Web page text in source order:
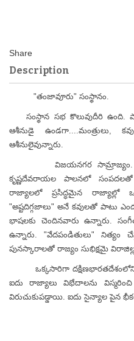
Description
"తంజావూరు" సంస్థానం.
సంస్థాన సభ కొలువుదీరి ఉంది.
ఆశీనుడై ఉండగా....మంత్రులు,
ఆశీనులైవున్నారు.
విజయనగర సామ్రాజ్యం.
కృష్ణదేవరాయల పాలనలో సంపదలతో
రాజ్యాలలో ప్రసిద్ధమైన రాజ్యాల్లో
"అష్టదిగ్గజాలు" అనే కవులతో పాటు
భాషలకు చెందినవారు ఉన్నారు.
ఉన్నారు. "వేదపండితులు" నిత్యం
పునస్కారాలతో రాజ్యం సుభిక్షమై
ఒక్కసారిగా దక్షిణభారతదేశంలోని
ఐదు రాజ్యాలు విభేదాలను
విరుచుకుపడ్డాయి. ఐదు సైన్యాల పైన